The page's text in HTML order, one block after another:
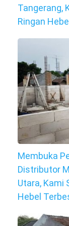
Tangerang,
Ringan
Membuka
Distributor
Utara, Kami
Hebel